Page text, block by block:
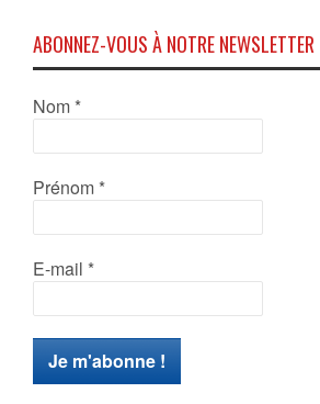
ABONNEZ-VOUS À NOTRE NEWSLETTER
Nom *
Prénom *
E-mail *